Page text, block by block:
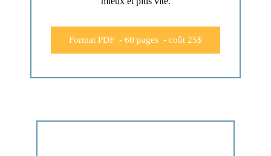
Format PDF - 60 pages - coût 25$